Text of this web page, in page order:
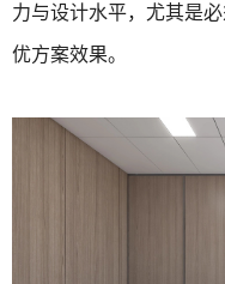
力与设计水平，尤其是
优方案效果。